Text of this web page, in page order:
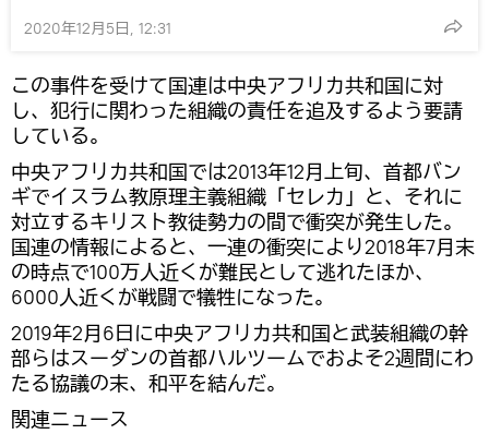
2020年12月5日, 12:31
この事件を受けて国連は中央アフリカ共和国に対
し、犯行に関わった組織の責任を追及するよう要請
している。
中央アフリカ共和国では2013年12月上旬、首都バン
ギでイスラム教原理主義組織「セレカ」と、それに
対立するキリスト教徒勢力の間で衝突が発生した。
国連の情報によると、一連の衝突により2018年7月末
の時点で100万人近くが難民として逃れたほか、
6000人近くが戦闘で犠牲になった。
2019年2月6日に中央アフリカ共和国と武装組織の幹
部らはスーダンの首都ハルツームでおよそ2週間にわ
たる協議の末、和平を結んだ。
関連ニュース